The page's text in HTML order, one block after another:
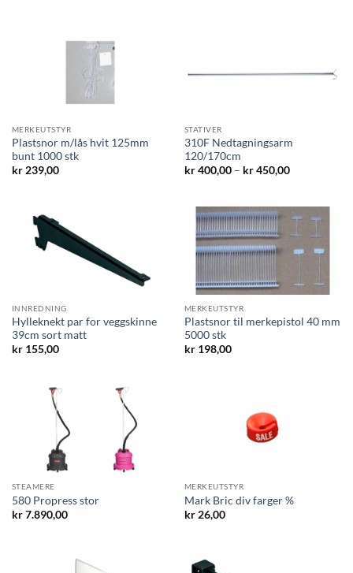
MERKEUTSTYR
Plastsnor m/lås hvit 125mm
bunt 1000 stk
kr239,00
STATIVER
310F Nedtagningsarm
120/170cm
kr400,00 – kr450,00Prisområde:
INNREDNING
Hylleknekt par for veggskinne
39cm sort matt
kr155,00
MERKEUTSTYR
Plastsnor til merkepistol 40 mm
5000 stk
kr198,00
STEAMERE
580 Propress stor
kr7.890,00
MERKEUTSTYR
Mark Bric div farger %
kr26,00